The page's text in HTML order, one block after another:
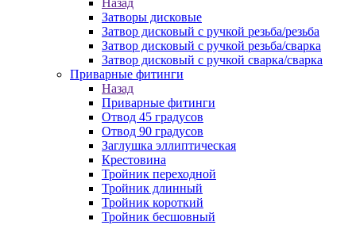
Назад
Затворы дисковые
Затвор дисковый с ручкой резьба/резьба
Затвор дисковый с ручкой резьба/сварка
Затвор дисковый с ручкой сварка/сварка
Приварные фитинги
Назад
Приварные фитинги
Отвод 45 градусов
Отвод 90 градусов
Заглушка эллиптическая
Крестовина
Тройник переходной
Тройник длинный
Тройник короткий
Тройник бесшовный